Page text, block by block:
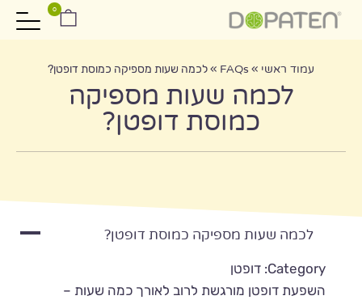
0
עמוד ראשי »
FAQs
»לכמה שעות מספיקה כמוסת דופטן?
לכמה שעות מספיקה
כמוסת דופטן?
A לכמה שעות מספיקה כמוסת דופטן?
Category: דופטן
השפעת דופטן מורגשת לרוב לאורך כמה שעות –